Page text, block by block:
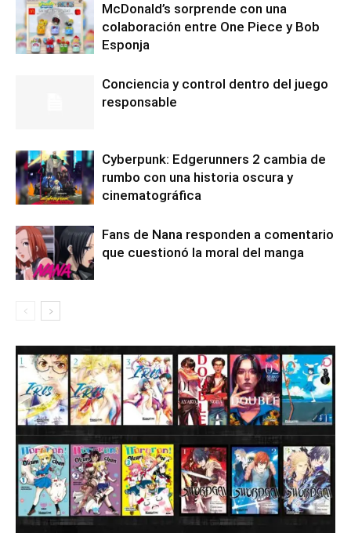
McDonald’s sorprende con una
colaboración entre One Piece y Bob
Esponja
Conciencia y control dentro del juego
responsable
Cyberpunk: Edgerunners 2 cambia de
rumbo con una historia oscura y
cinematográfica
Fans de Nana responden a comentario
que cuestionó la moral del manga